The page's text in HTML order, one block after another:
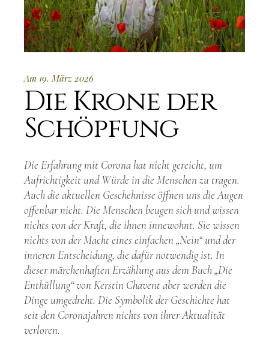
Am 19. März 2026
Die Krone der
Schöpfung
Die Erfahrung mit Corona hat nicht gereicht, um
Aufrichtigkeit und Würde in die Menschen zu tragen.
Auch die aktuellen Geschehnisse öffnen uns die Augen
offenbar nicht. Die Menschen beugen sich und wissen
nichts von der Kraft, die ihnen innewohnt. Sie wissen
nichts von der Macht eines einfachen „Nein“ und der
inneren Entscheidung, die dafür notwendig ist. In
dieser märchenhaften Erzählung aus dem Buch „Die
Enthüllung“ von Kerstin Chavent aber werden die
Dinge umgedreht. Die Symbolik der Geschichte hat
seit den Coronajahren nichts von ihrer Aktualität
verloren.